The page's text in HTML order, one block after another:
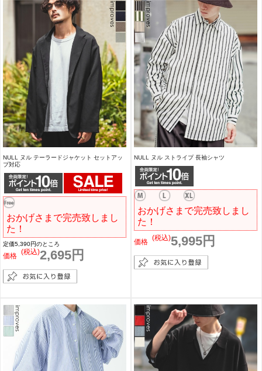
NULL ヌル テーラードジャケット セットアッ
プ対応
おかげさまで完売致しまし
た！
定価5,390円のところ
価格 2,695円
(税込)
NULL ヌル ストライプ 長袖シャツ
おかげさまで完売致しまし
た！
価格 5,995円
(税込)